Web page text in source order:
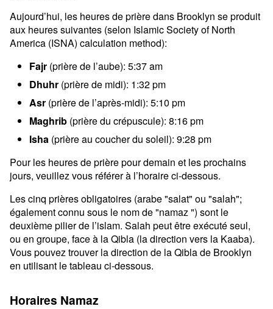
Aujourd’hui, les heures de prière dans Brooklyn se produit
aux heures suivantes (selon Islamic Society of North
America (ISNA) calculation method):
Fajr (prière de l’aube): 5:37 am
Dhuhr (prière de midi): 1:32 pm
Asr (prière de l’après-midi): 5:10 pm
Maghrib (prière du crépuscule): 8:16 pm
Isha (prière au coucher du soleil): 9:28 pm
Pour les heures de prière pour demain et les prochains
jours, veuillez vous référer à l’horaire ci-dessous.
Les cinq prières obligatoires (arabe "salat" ou "salah";
également connu sous le nom de "namaz ") sont le
deuxième pilier de l’islam. Salah peut être exécuté seul,
ou en groupe, face à la Qibla (la direction vers la Kaaba).
Vous pouvez trouver la direction de la Qibla de Brooklyn
en utilisant le tableau ci-dessous.
Horaires Namaz